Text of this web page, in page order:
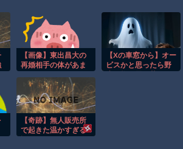
れたな。岐阜の川で外国人が溺れてしまう事
と診断された当時、世間はまだPTSDと
仕組みを理解した富山のツバメが賢い。
走行中の車からリアガラスが飛んでくる事故(
闇の大会に参加しがち問題
「GANTZ」がAmazonでなんと全巻100円ｗ
【画像】東出昌大の
再婚相手の体があま
【Xの車窓から】オー
ビスかと思ったら野
【奇跡】無人販売所
で起きた温かすぎる